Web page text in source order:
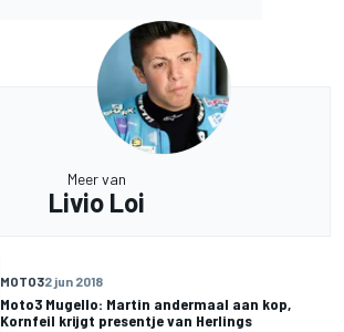
Meer van
Livio Loi
MOTO32 jun 2018
Moto3 Mugello: Martin andermaal aan kop,
Kornfeil krijgt presentje van Herlings